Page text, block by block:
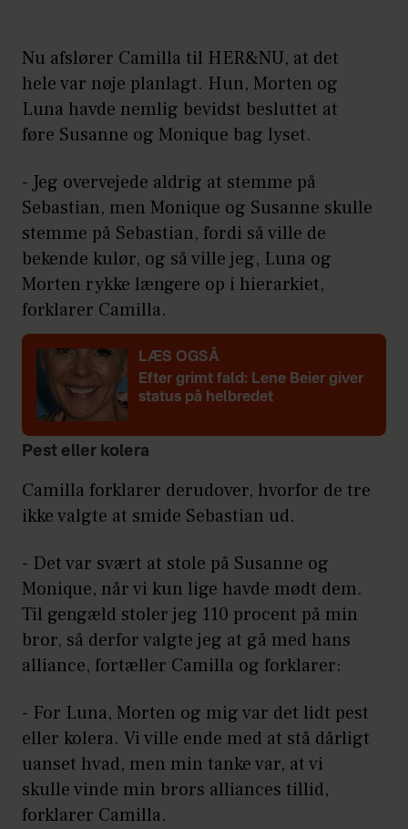
Nu afslører Camilla til HER&NU, at det
hele var nøje planlagt. Hun, Morten og
Luna havde nemlig bevidst besluttet at
føre Susanne og Monique bag lyset.
- Jeg overvejede aldrig at stemme på
Sebastian, men Monique og Susanne skulle
stemme på Sebastian, fordi så ville de
bekende kulør, og så ville jeg, Luna og
Morten rykke længere op i hierarkiet,
forklarer Camilla.
LÆS OGSÅ
Efter grimt fald: Lene Beier giver
status på helbredet
Pest eller kolera
Camilla forklarer derudover, hvorfor de tre
ikke valgte at smide Sebastian ud.
- Det var svært at stole på Susanne og
Monique, når vi kun lige havde mødt dem.
Til gengæld stoler jeg 110 procent på min
bror, så derfor valgte jeg at gå med hans
alliance, fortæller Camilla og forklarer:
- For Luna, Morten og mig var det lidt pest
eller kolera. Vi ville ende med at stå dårligt
uanset hvad, men min tanke var, at vi
skulle vinde min brors alliances tillid,
forklarer Camilla.